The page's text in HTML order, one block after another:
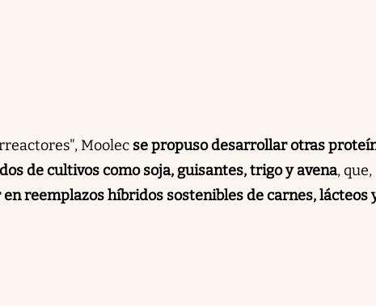
Moolec se propuso desarrollar otras
de cultivos como soja, guisantes, trigo y avena, que,
reemplazos híbridos sostenibles de carnes, lácteos